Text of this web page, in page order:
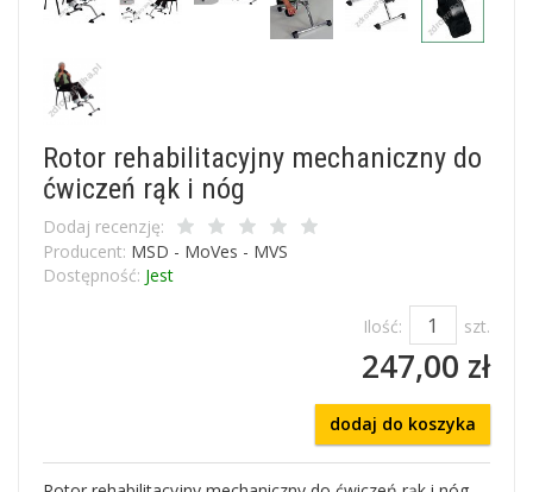
Rotor rehabilitacyjny mechaniczny do
ćwiczeń rąk i nóg
Dodaj recenzję:
Producent: MSD - MoVes - MVS
Dostępność: Jest
Ilość: szt.
247,00 zł
dodaj do koszyka